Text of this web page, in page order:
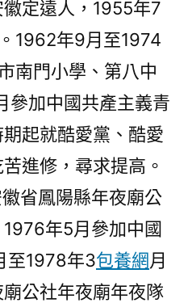
定遠人，1955年7
1962年9月至1974
南門小學、第八中
參加中國共產主義青
起就酷愛黨、酷愛
進修，尋求提高。
省鳳陽縣年夜廟公
年5月參加中國
至1978年3包養網月
公社年夜廟年夜隊